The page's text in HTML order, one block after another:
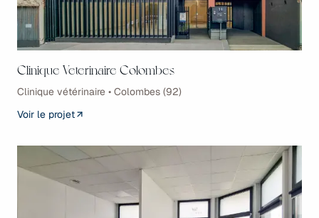
Clinique Veterinaire Colombes
Clinique vétérinaire • Colombes (92)
Voir le projet